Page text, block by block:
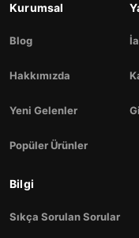
Kurumsal
Blog
Hakkımızda
Yeni Gelenler
Popüler Ürünler
Bilgi
Sıkça Sorulan Sorular